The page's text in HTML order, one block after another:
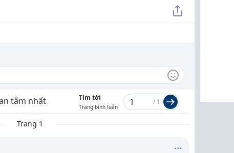
tâm nhất Tìm tới
Trang bình luận
/ 1
Trang 1